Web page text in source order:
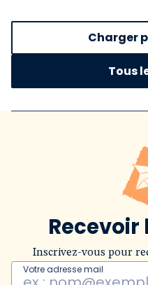
Charger
Tous
Inscrivez-vous pour
Votre adresse mail